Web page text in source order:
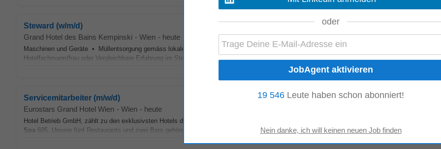
Steward (w/m/d)
Grand Hotel des Bains Kempinski - Wien - heute
Maschinen und Geräte • Müllentsorgung gemäss lokalen Richtlinien • Einarbeitung neuer Mitarbeiter• Eine abgeschlossene Berufsausbildung
Hotelfachmann/frau oder Vergleichbare Erfahrung im Stewarding Team in der gehobenen Hotellerie • Ein hohes Mass...
Servicemitarbeiter (m/w/d)
Eurostars Grand Hotel Wien - Wien - heute
Hotel Betrieb GmbH, zählt zu den exklusivsten Hotels der Stadt. Es verfügt über 205 bestausgestattete Zimmer und Suiten, sowie der Wellness
Spa 605. Unsere fünf Restaurants und zwei Bars gehören zu den besten der Stadt und wurden mehrfach...
oder
19 546 Leute haben schon abonniert!